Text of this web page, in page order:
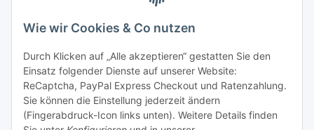
Tel: +49 (0) 5132 8230689
E-Mail:mail@texcorner.de
Wie wir Cookies & Co nutzen
Durch Klicken auf „Alle akzeptieren“ gestatten Sie den
Einsatz folgender Dienste auf unserer Website:
ReCaptcha, PayPal Express Checkout und Ratenzahlung.
Sie können die Einstellung jederzeit ändern
(Fingerabdruck-Icon links unten). Weitere Details finden